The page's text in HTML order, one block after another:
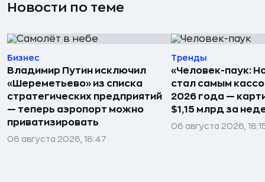
Новости по теме
Бизнес
Владимир Путин исключил
«Шереметьево» из списка
стратегических предприятий
— теперь аэропорт можно
приватизировать
06 августа 2026, 18:47
Тренды
«Человек-паук:
стал самым
2026 года —
$1,15 млрд за
06 августа 2026,